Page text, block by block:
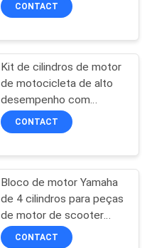
CONTACT
Kit de cilindros de motor
de motocicleta de alto
desempenho com
material de alumínio
CONTACT
Bloco de motor Yamaha
de 4 cilindros para peças
de motor de scooter
MIO-M3
CONTACT